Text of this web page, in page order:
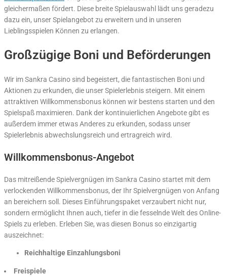
gleichermaßen fördert. Diese breite Spielauswahl lädt uns geradezu
dazu ein, unser Spielangebot zu erweitern und in unseren
Lieblingsspielen Können zu erlangen.
Großzügige Boni und Beförderungen
Wir im Sankra Casino sind begeistert, die fantastischen Boni und
Aktionen zu erkunden, die unser Spielerlebnis steigern. Mit einem
attraktiven Willkommensbonus können wir bestens starten und den
Spielspaß maximieren. Dank der kontinuierlichen Angebote gibt es
außerdem immer etwas Anderes zu erkunden, sodass unser
Spielerlebnis abwechslungsreich und ertragreich wird.
Willkommensbonus-Angebot
Das mitreißende Spielvergnügen im Sankra Casino startet mit dem
verlockenden Willkommensbonus, der Ihr Spielvergnügen von Anfang
an bereichern soll. Dieses Einführungspaket verzaubert nicht nur,
sondern ermöglicht Ihnen auch, tiefer in die fesselnde Welt des Online-
Spiels zu erleben. Erleben Sie, was diesen Bonus so einzigartig
auszeichnet:
Reichhaltige Einzahlungsboni
Freispiele